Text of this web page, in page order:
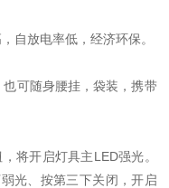
自放电率低，经济环保。
可随身腰挂，袋装，携带
将开启灯具主LED强光。
光、按第三下关闭，开启